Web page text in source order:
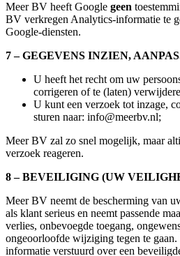
Meer BV heeft Google geen
BV verkregen Analytics-informatie te
Google-diensten.
7 – GEGEVENS INZIEN,
U heeft het recht om uw
corrigeren of te (laten)
U kunt een verzoek tot inzage,
sturen naar: info@meerbv.nl;
Meer BV zal zo snel mogelijk, maar
verzoek reageren.
8 – BEVEILIGING (UW
Meer BV neemt de bescherming van
als klant serieus en neemt passende
verlies, onbevoegde toegang,
ongeoorloofde wijziging tegen te
informatie verstuurd over een